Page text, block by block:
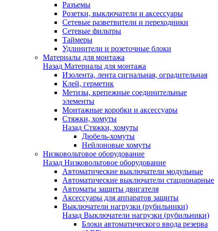
Разъемы
Розетки, выключатели и аксессуары
Сетевые разветвители и переходники
Сетевые фильтры
Таймеры
Удлинители и розеточные блоки
Материалы для монтажа
Назад Материалы для монтажа
Изолента, лента сигнальная, оградительная
Клей, герметик
Метизы, крепежные соединительные
элементы
Монтажные коробки и аксессуары
Стяжки, хомуты
Назад Стяжки, хомуты
Дюбель-хомуты
Нейлоновые хомуты
Низковольтовое оборудование
Назад Низковольтовое оборудование
Автоматические выключатели модульные
Автоматические выключатели стационарные
Автоматы защиты двигателя
Аксессуары для аппаратов защиты
Выключатели нагрузки (рубильники)
Назад Выключатели нагрузки (рубильники)
Блоки автоматического ввода резерва